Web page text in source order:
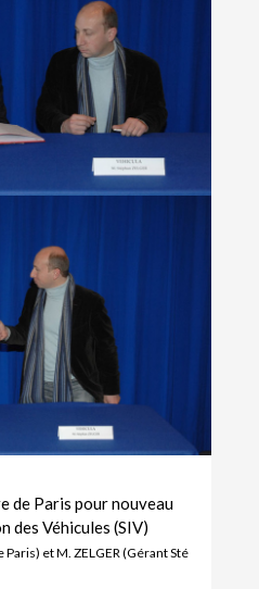
de Paris pour nouveau
des Véhicules (SIV)
et M. ZELGER (Gérant Sté